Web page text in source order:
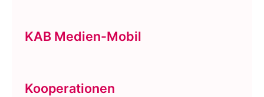
KAB Medien-Mobil
Kooperationen